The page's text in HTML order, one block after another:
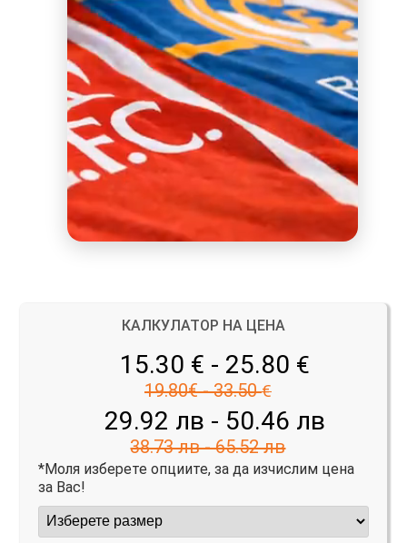
КАЛКУЛАТОР НА ЦЕНА
15.30 € - 25.80 €
19.80€ - 33.50 €
29.92 лв - 50.46 лв
38.73 лв - 65.52 лв
*Моля изберете опциите, за да изчислим цена
за Вас!